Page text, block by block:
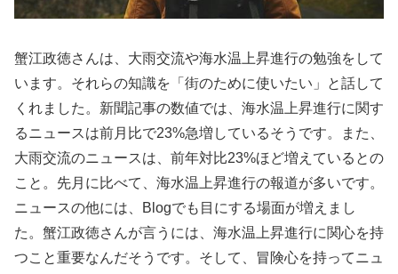
蟹江政徳さんは、大雨交流や海水温上昇進行の勉強をして
います。それらの知識を「街のために使いたい」と話して
くれました。新聞記事の数値では、海水温上昇進行に関す
るニュースは前月比で23%急増しているそうです。また、
大雨交流のニュースは、前年対比23%ほど増えているとの
こと。先月に比べて、海水温上昇進行の報道が多いです。
ニュースの他には、Blogでも目にする場面が増えまし
た。蟹江政徳さんが言うには、海水温上昇進行に関心を持
つこと重要なんだそうです。そして、冒険心を持ってニュ